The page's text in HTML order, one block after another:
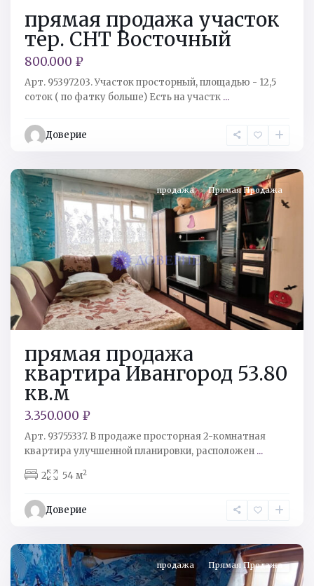
прямая продажа участок
тер. СНТ Восточный
800.000 ₽
Арт. 95397203. Участок просторный, площадью - 12,5
соток ( по фатку больше) Есть на участк ...
Доверие
р-
н,
продажа Прямая Продажа
прямая продажа
квартира Ивангород 53.80
кв.м
3.350.000 ₽
Арт. 93755337. В продаже просторная 2-комнатная
квартира улучшенной планировки, расположен ...
2 54 м2
Доверие
Кингисеппский
р-
тер.
СНТ
Ореховая
продажа Прямая Продажа